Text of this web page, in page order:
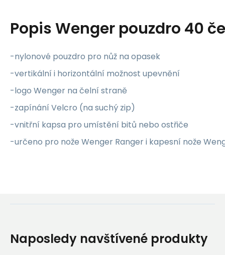
PopisWenger pouzdro 40
-nylonové pouzdro pro nůž na opasek
-vertikální i horizontální možnost upevnění
-logo Wenger na čelní straně
-zapínání Velcro (na suchý zip)
-vnitřní kapsa pro umístění bitů nebo ostřiče
-určeno pro nože Wenger Ranger i kapesní nože
Naposledy navštívené produkty